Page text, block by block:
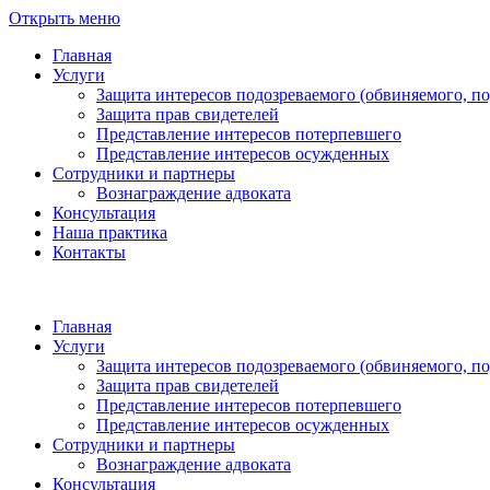
Открыть меню
Главная
Услуги
Защита интересов подозреваемого (обвиняемого,
Защита прав свидетелей
Представление интересов потерпевшего
Представление интересов осужденных
Сотрудники и партнеры
Вознаграждение адвоката
Консультация
Наша практика
Контакты
Главная
Услуги
Защита интересов подозреваемого (обвиняемого,
Защита прав свидетелей
Представление интересов потерпевшего
Представление интересов осужденных
Сотрудники и партнеры
Вознаграждение адвоката
Консультация